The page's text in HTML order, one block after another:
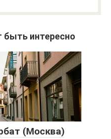
интересно
(Москва)